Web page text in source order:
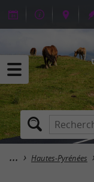
Hautes-Pyrénées